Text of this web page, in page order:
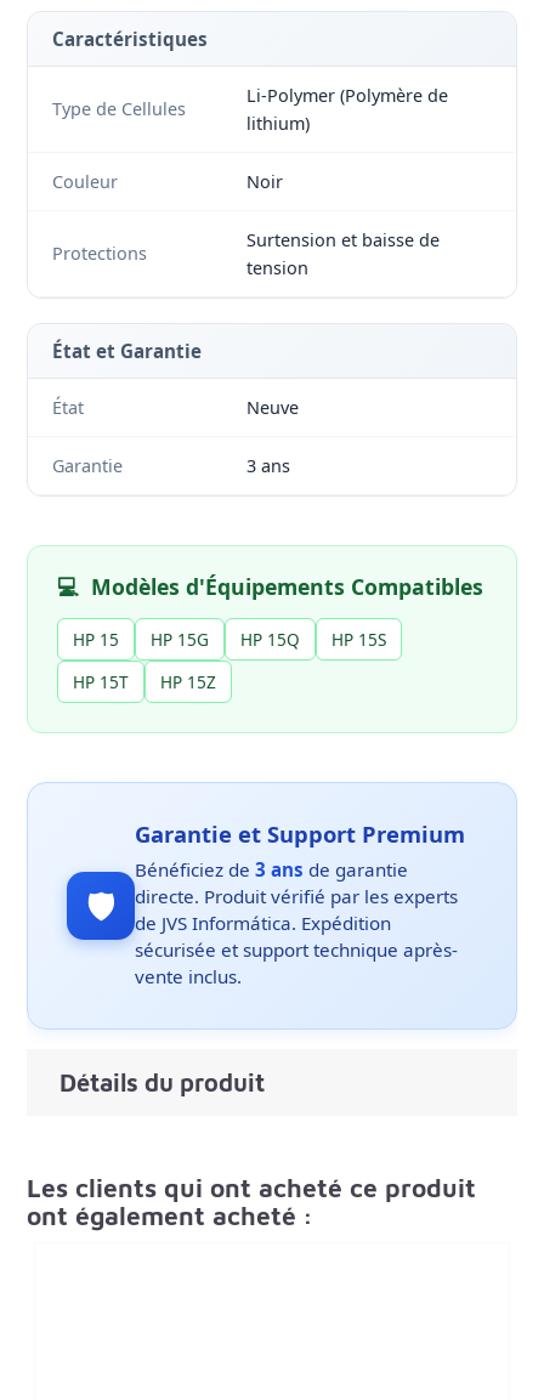
Caractéristiques
Type de Cellules
Li-Polymer (Polymère de
lithium)
Couleur Noir
Protections
Surtension et baisse de
tension
État et Garantie
État Neuve
Garantie 3 ans
💻 Modèles d'Équipements Compatibles
HP 15 HP 15G HP 15Q
HP 15S
HP 15T
HP 15Z
🛡️
Garantie et Support Premium
Bénéficiez de3 ans de garantie
directe. Produit vérifié par les experts
de JVS Informática. Expédition
sécurisée et support technique après-
vente inclus.
Détails du produit
Les clients qui ont acheté ce produit
ont également acheté :